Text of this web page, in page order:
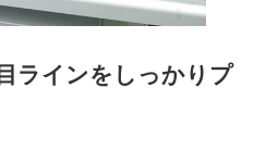
ラインをしっかりプ